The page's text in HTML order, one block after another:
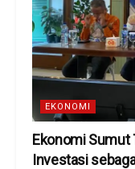
EKONOMI
Ekonomi Sumut
Investasi